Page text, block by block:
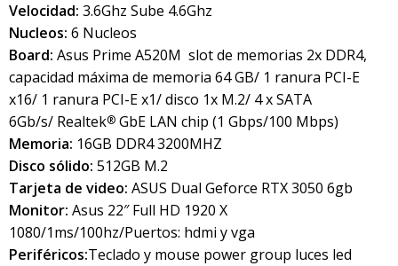
Velocidad: 3.6Ghz Sube 4.6Ghz
Nucleos: 6 Nucleos
Board: Asus Prime A520M slot de memorias 2x DDR4,
capacidad máxima de memoria 64 GB/ 1 ranura PCI-E
x16/ 1 ranura PCI-E x1/ disco 1x M.2/ 4 x SATA
6Gb/s/ Realtek® GbE LAN chip (1 Gbps/100 Mbps)
Memoria: 16GB DDR4 3200MHZ
Disco sólido: 512GB M.2
Tarjeta de video: ASUS Dual Geforce RTX 3050 6gb
Monitor: Asus 22″ Full HD 1920 X
1080/1ms/100hz/Puertos: hdmi y vga
Periféricos:Teclado y mouse power group luces led